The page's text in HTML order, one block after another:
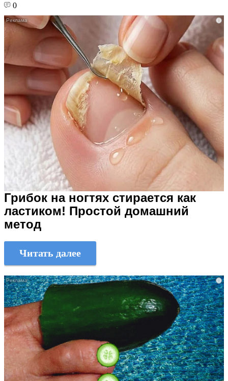
0
i
Грибок на ногтях стирается как
ластиком! Простой домашний
метод
Читать далее
i